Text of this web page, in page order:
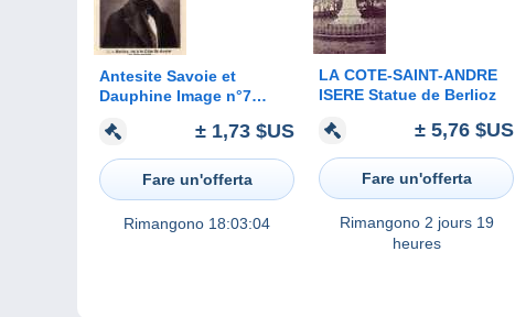
Antesite Savoie et
Dauphine Image n°7
Andre en Dauphine± 1,73 $US
Fare un'offerta
Rimangono 18:03:04
LA COTE-SAINT-ANDRE
ISERE Statue de Berlioz
± 5,76 $US
Fare un'offerta
Rimangono 2 jours 19
heures